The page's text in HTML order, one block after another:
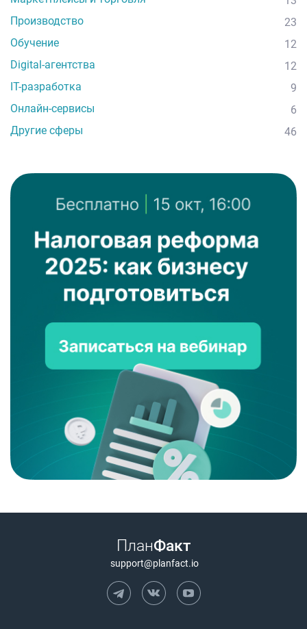
Производство
23
Обучение
12
Digital-агентства
12
IT-разработка
9
Онлайн-сервисы
6
Другие сферы
46
ПланФакт
support@planfact.io